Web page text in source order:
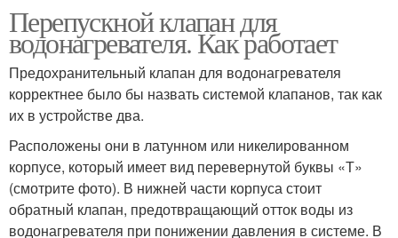
Перепускной клапан для
водонагревателя. Как работает
Предохранительный клапан для водонагревателя
корректнее было бы назвать системой клапанов, так как
их в устройстве два.
Расположены они в латунном или никелированном
корпусе, который имеет вид перевернутой буквы «Т»
(смотрите фото). В нижней части корпуса стоит
обратный клапан, предотвращающий отток воды из
водонагревателя при понижении давления в системе. В